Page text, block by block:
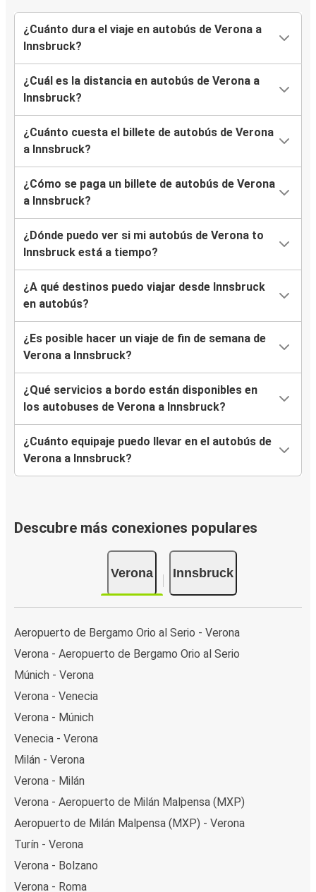
¿Cuánto dura el viaje en autobús de Verona a
Innsbruck?
¿Cuál es la distancia en autobús de Verona a
Innsbruck?
¿Cuánto cuesta el billete de autobús de Verona
a Innsbruck?
¿Cómo se paga un billete de autobús de Verona
a Innsbruck?
¿Dónde puedo ver si mi autobús de Verona to
Innsbruck está a tiempo?
¿A qué destinos puedo viajar desde Innsbruck
en autobús?
¿Es posible hacer un viaje de fin de semana de
Verona a Innsbruck?
¿Qué servicios a bordo están disponibles en
los autobuses de Verona a Innsbruck?
¿Cuánto equipaje puedo llevar en el autobús de
Verona a Innsbruck?
Descubre más conexiones populares
Verona Innsbruck
Aeropuerto de Bergamo Orio al Serio - Verona
Verona - Aeropuerto de Bergamo Orio al Serio
Múnich - Verona
Verona - Venecia
Verona - Múnich
Venecia - Verona
Milán - Verona
Verona - Milán
Verona - Aeropuerto de Milán Malpensa (MXP)
Aeropuerto de Milán Malpensa (MXP) - Verona
Turín - Verona
Verona - Bolzano
Verona - Roma